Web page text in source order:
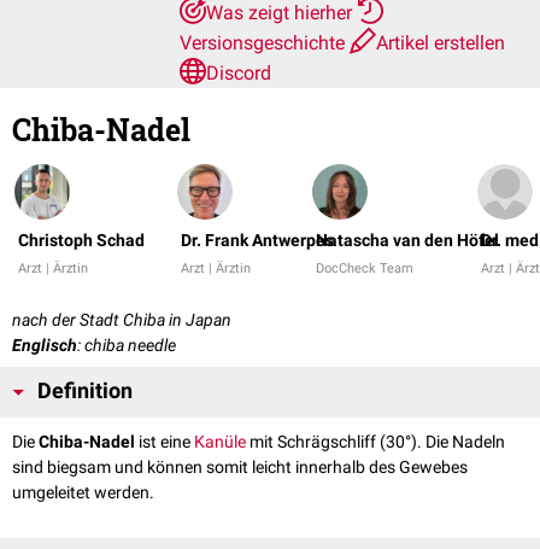
Was zeigt hierher
Versionsgeschichte
Artikel erstellen
Discord
Chiba-Nadel
Christoph Schad
Arzt | Ärztin
Dr. Frank Antwerpes
Arzt | Ärztin
Natascha van den Höfel
DocCheck Team
Dr.
Arzt |
nach der Stadt Chiba in Japan
Englisch: chiba needle
Definition
DieChiba-Nadel ist eine Kanüle mit Schrägschliff (30°). Die Nadeln
sind biegsam und können somit leicht innerhalb des Gewebes
umgeleitet werden.